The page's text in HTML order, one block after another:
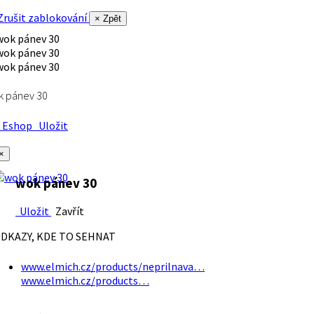
zablokování
× Zpět
pánev 30
Uložit
wok pánev 30
Uložit Zavřít
KDE TO SEHNAT
www.elmich.cz/products/neprilnava…
www.elmich.cz/products…